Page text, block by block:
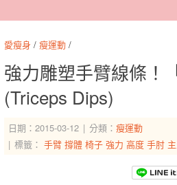
愛瘦身 / 瘦運動 /
強力雕塑手臂線條！
(Triceps Dips)
日期：2015-03-12 分類： 瘦運動
標籤： 手臂 撐體 椅子 強力 高度 手肘